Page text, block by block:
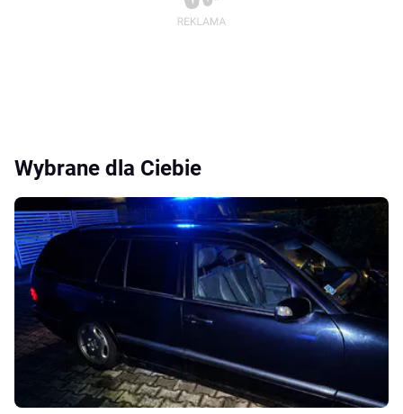
Wybrane dla Ciebie